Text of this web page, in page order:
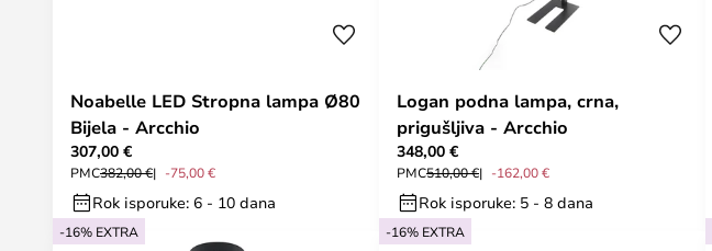
Noabelle LED Stropna lampa Ø80
Bijela - Arcchio
307,00 €
PMC382,00 € -75,00 €
Rok isporuke: 6 - 10 dana
Logan podna lampa, crna,
prigušljiva - Arcchio
348,00 €
PMC510,00 € -162,00 €
Rok isporuke: 5 - 8 dana
-16% EXTRA -16% EXTRA